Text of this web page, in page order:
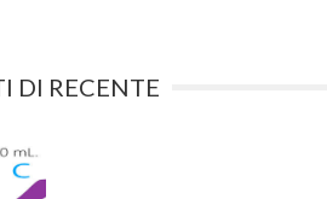
DI RECENTE